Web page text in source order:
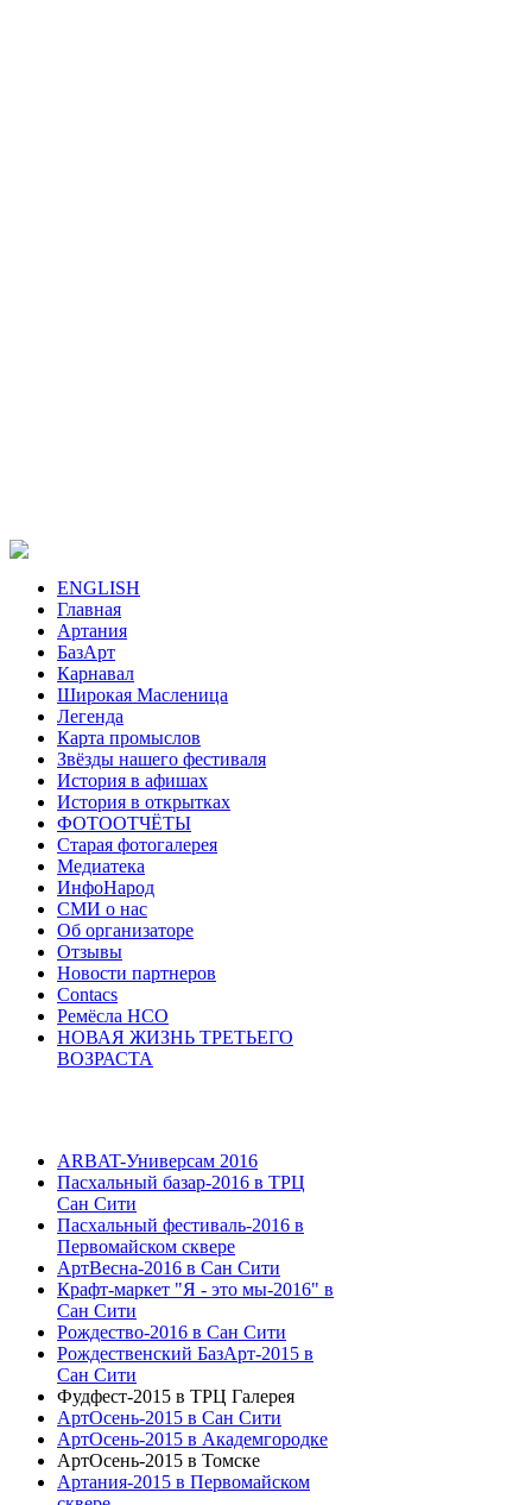
ENGLISH
Главная
Артания
БазАрт
Карнавал
Широкая Масленица
Легенда
Карта промыслов
Звёзды нашего фестиваля
История в афишах
История в открытках
ФОТООТЧЁТЫ
Старая фотогалерея
Медиатека
ИнфоНарод
СМИ о нас
Об организаторе
Отзывы
Новости партнеров
Contacs
Ремёсла НСО
НОВАЯ ЖИЗНЬ ТРЕТЬЕГО
ВОЗРАСТА
ARBAT-Универсам 2016
Пасхальный базар-2016 в ТРЦ
Сан Сити
Пасхальный фестиваль-2016 в
Первомайском сквере
АртВесна-2016 в Сан Сити
Крафт-маркет "Я - это мы-2016" в
Сан Сити
Рождество-2016 в Сан Сити
Рождественский БазАрт-2015 в
Сан Сити
Фудфест-2015 в ТРЦ Галерея
АртОсень-2015 в Сан Сити
АртОсень-2015 в Академгородке
АртОсень-2015 в Томске
Артания-2015 в Первомайском